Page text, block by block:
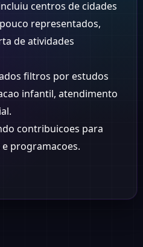
centros de cidades
representados,
de atividades
filtros por estudos
infantil, atendimento
contribuicoes para
programacoes.